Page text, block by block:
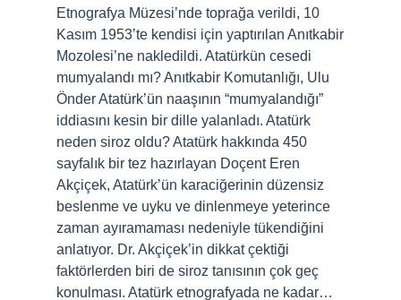
Etnografya Müzesi’nde toprağa verildi, 10
Kasım 1953’te kendisi için yaptırılan Anıtkabir
Mozolesi’ne nakledildi. Atatürkün cesedi
mumyalandı mı? Anıtkabir Komutanlığı, Ulu
Önder Atatürk’ün naaşının “mumyalandığı”
iddiasını kesin bir dille yalanladı. Atatürk
neden siroz oldu? Atatürk hakkında 450
sayfalık bir tez hazırlayan Doçent Eren
Akçiçek, Atatürk’ün karaciğerinin düzensiz
beslenme ve uyku ve dinlenmeye yeterince
zaman ayıramaması nedeniyle tükendiğini
anlatıyor. Dr. Akçiçek’in dikkat çektiği
faktörlerden biri de siroz tanısının çok geç
konulması. Atatürk etnografyada ne kadar…